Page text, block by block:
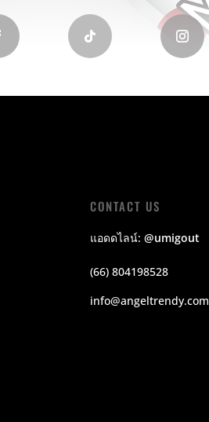
CONTACT US
แอดดไลน์: @umigout
(66) 804198528
info@angeltrendy.com